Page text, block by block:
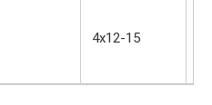
4х12-15